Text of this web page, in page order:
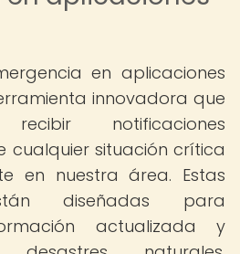
en aplicaciones
innovadora que
notificaciones
cualquier situación crítica
en nuestra área. Estas
diseñadas para
actualizada y